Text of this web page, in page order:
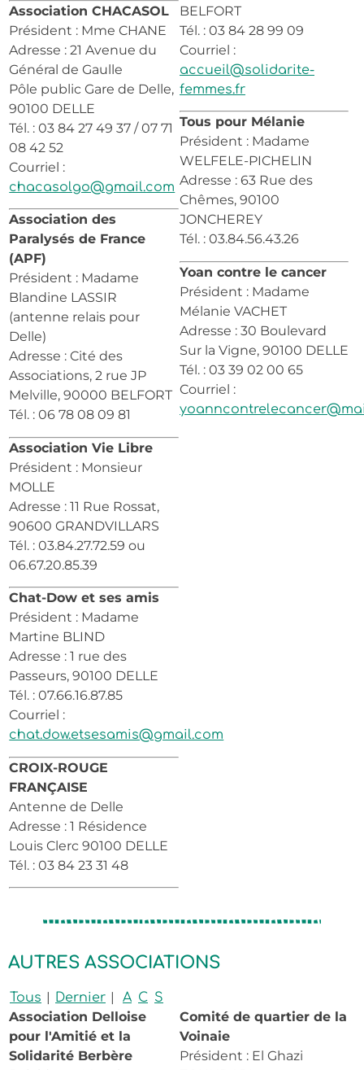
Association CHACASOL
Président : Mme CHANE
Adresse : 21 Avenue du
Général de Gaulle
Pôle public Gare de Delle,
90100 DELLE
Tél. : 03 84 27 49 37 / 07 71
08 42 52
Courriel :
chacasolgo@gmail.com
Association des
Paralysés de France
(APF)
Président : Madame
Blandine LASSIR
(antenne relais pour
Delle)
Adresse : Cité des
Associations, 2 rue JP
Melville, 90000 BELFORT
Tél. : 06 78 08 09 81
Association Vie Libre
Président : Monsieur
MOLLE
Adresse : 11 Rue Rossat,
90600 GRANDVILLARS
Tél. : 03.84.27.72.59 ou
06.67.20.85.39
Chat-Dow et ses amis
Président : Madame
Martine BLIND
Adresse : 1 rue des
Passeurs, 90100 DELLE
Tél. : 07.66.16.87.85
Courriel :
chat.dow.etsesamis@gmail.com
CROIX-ROUGE
FRANÇAISE
Antenne de Delle
Adresse : 1 Résidence
Louis Clerc 90100 DELLE
Tél. : 03 84 23 31 48
BELFORT
Tél. : 03 84 28 99 09
Courriel :
accueil@solidarite-
femmes.fr
Tous pour Mélanie
Président : Madame
WELFELE-PICHELIN
Adresse : 63 Rue des
Chêmes, 90100
JONCHEREY
Tél. : 03.84.56.43.26
Yoan contre le cancer
Président : Madame
Mélanie VACHET
Adresse : 30 Boulevard
Sur la Vigne, 90100 DELLE
Tél. : 03 39 02 00 65
Courriel :
AUTRES ASSOCIATIONS
Tous | Dernier | A C S
Association Delloise
pour l'Amitié et la
Solidarité Berbère
Comité de quartier de la
Voinaie
Président : El Ghazi